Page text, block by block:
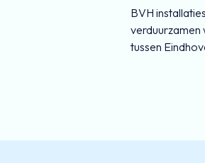
BVH
verduurzamen
tussen